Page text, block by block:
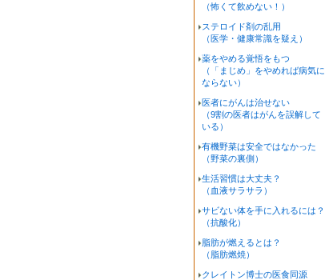
（怖くて飲めない！）
ステロイド剤の乱用
（医学・健康常識を疑え）
薬をやめる覚悟をもつ
（「まじめ」をやめれば病気に
ならない）
医者にがんは治せない
（9割の医者はがんを誤解して
いる）
有機野菜は安全ではなかった
（野菜の裏側）
生活習慣は大丈夫？
（血液サラサラ）
サビない体を手に入れるには？
（抗酸化）
脂肪が燃えるとは？
（脂肪燃焼）
クレイトン博士の医食同源